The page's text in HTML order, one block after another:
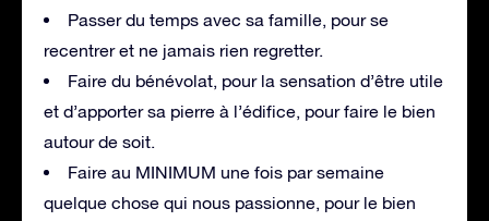
Passer du temps avec sa famille, pour se
recentrer et ne jamais rien regretter.
Faire du bénévolat, pour la sensation d’être utile
et d’apporter sa pierre à l’édifice, pour faire le bien
autour de soit.
Faire au MINIMUM une fois par semaine
quelque chose qui nous passionne, pour le bien